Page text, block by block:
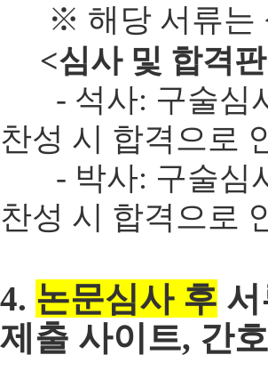
※ 해당 서류는
<심사 및 합격판
- 석사: 구술심사
찬성 시 합격으로
- 박사: 구술심사
찬성 시 합격으로
4. 논문심사 후
제출 사이트, 간